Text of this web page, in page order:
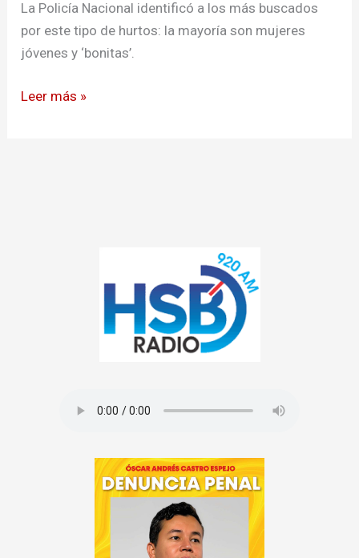
La Policía Nacional identificó a los más buscados
por este tipo de hurtos: la mayoría son mujeres
jóvenes y ‘bonitas’.
hurtar
con
Leer más »